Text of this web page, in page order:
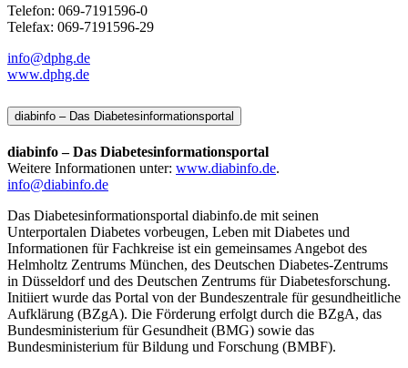
Telefon: 069-7191596-0
Telefax: 069-7191596-29
info@dphg.de
www.dphg.de
diabinfo – Das Diabetesinformationsportal
diabinfo – Das Diabetesinformationsportal
Weitere Informationen unter: www.diabinfo.de.
info@diabinfo.de
Das Diabetesinformationsportal diabinfo.de mit seinen
Unterportalen Diabetes vorbeugen, Leben mit Diabetes und
Informationen für Fachkreise ist ein gemeinsames Angebot des
Helmholtz Zentrums München, des Deutschen Diabetes-Zentrums
in Düsseldorf und des Deutschen Zentrums für Diabetesforschung.
Initiiert wurde das Portal von der Bundeszentrale für gesundheitliche
Aufklärung (BZgA). Die Förderung erfolgt durch die BZgA, das
Bundesministerium für Gesundheit (BMG) sowie das
Bundesministerium für Bildung und Forschung (BMBF).